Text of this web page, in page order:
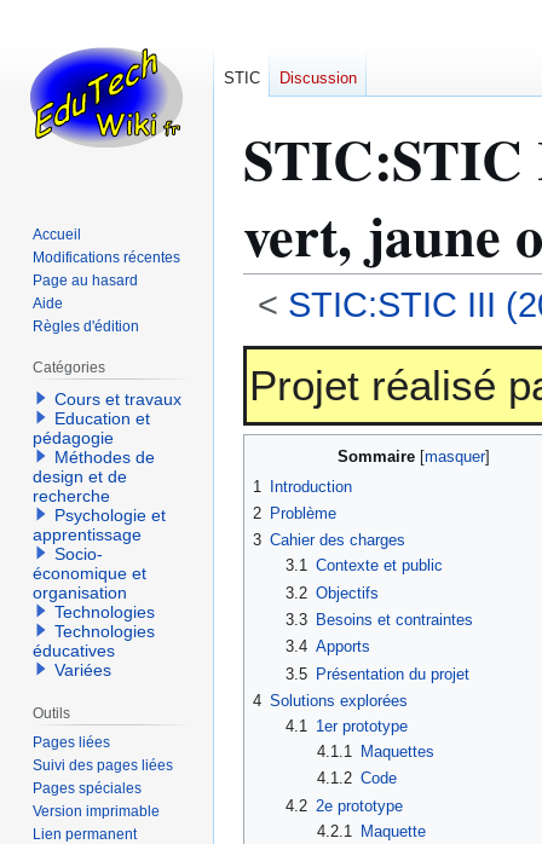
STIC:STIC
vert, jaune
< STIC:STIC III
navigation
recherche
Projet réalisé
Sommaire
1
Introduction
2 Problème
3 Cahier des charges
3.1 Contexte et public
3.2 Objectifs
3.3
Besoins et contraintes
3.4 Apports
3.5 Présentation du projet
4 Solutions explorées
4.1
1er prototype
4.1.1
Maquettes
4.1.2 Code
4.2 2e prototype
4.2.1
Maquette
STIC Discussion
Accueil
Modifications récentes
Page au hasard
Aide
Règles d'édition
Catégories
Cours et travaux
Education et
pédagogie
Méthodes de
design et de
recherche
Psychologie et
apprentissage
Socio-
économique et
organisation
Technologies
Technologies
éducatives
Variées
Outils
Pages liées
Suivi des pages liées
Pages spéciales
Version imprimable
Lien permanent